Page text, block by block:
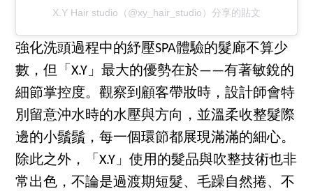
X.Y Hair studio（@xy_hair_studio）分享的貼文
強化洗頭過程中的紓壓SPA體驗的髮廊不算少
數，但「X.Y」最大的優勢在於——有著敏銳的
細節掌控度。觀察到顧客帶妝時，設計師會特
別留意沖水時的水壓與方向，並溫柔收整髮際
邊的小鬚鬚，每一個環節都展現滿滿的細心。
除此之外，「X.Y」使用的髮品與吹整技術也非
常出色，不論是過渡期短髮、毛躁自然捲、不